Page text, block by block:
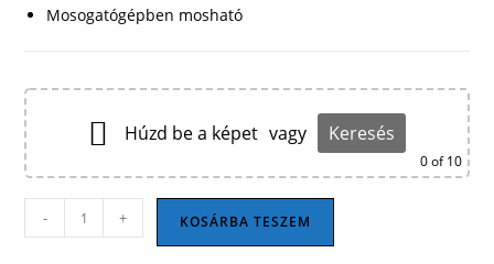
Mosogatógépben mosható
Húzd be a képet vagy Keresés
0of 10
Horgász
bögre
- + KOSÁRBA TESZEM